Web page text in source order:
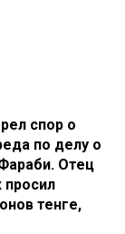
спор о
по делу о
Отец
просил
тенге,